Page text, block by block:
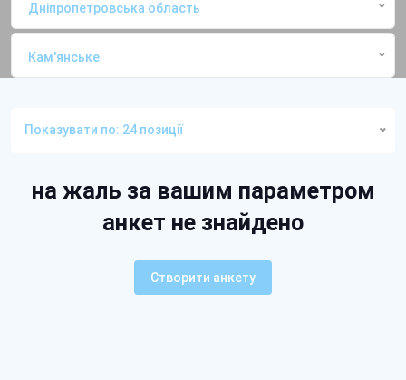
Дніпропетровська область
Кам'янське
Показувати по: 24 позиції
на жаль за вашим параметром
анкет не знайдено
Створити анкету